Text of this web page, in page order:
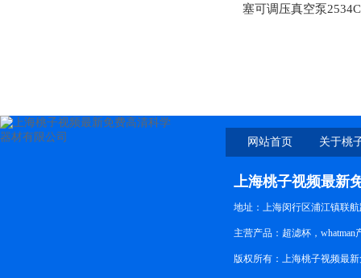
塞可调压真空泵
网站首页 关于桃
上海桃子视频最新
地址：上海闵行区浦江镇联
主营产品：超滤杯，whatman
版权所有：上海桃子视频最